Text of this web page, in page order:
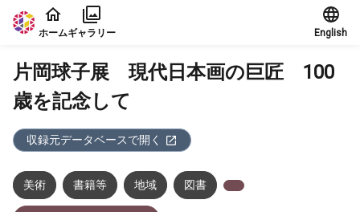
本文に飛ぶ
ホームギャラリー English
片岡球子展 現代日本画の巨匠 100
歳を記念して
収録元データベースで開く
美術 書籍等 地域 図書